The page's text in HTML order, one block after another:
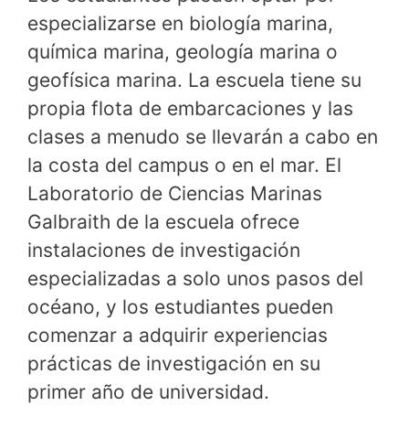
especializarse en biología marina,
química marina, geología marina o
geofísica marina. La escuela tiene su
propia flota de embarcaciones y las
clases a menudo se llevarán a cabo en
la costa del campus o en el mar. El
Laboratorio de Ciencias Marinas
Galbraith de la escuela ofrece
instalaciones de investigación
especializadas a solo unos pasos del
océano, y los estudiantes pueden
comenzar a adquirir experiencias
prácticas de investigación en su
primer año de universidad.